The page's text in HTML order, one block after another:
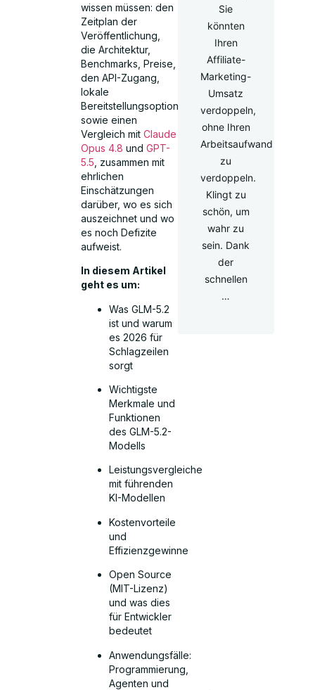
wissen müssen: den
Zeitplan der
Veröffentlichung,
die Architektur,
Benchmarks, Preise,
den API-Zugang,
lokale
Bereitstellungsoptionen
sowie einen
Vergleich mitClaude
Opus 4.8 undGPT-
5.5 , zusammen mit
ehrlichen
Einschätzungen
darüber, wo es sich
auszeichnet und wo
es noch Defizite
aufweist.
In diesem Artikel
geht es um:
Was GLM-5.2
ist und warum
es 2026 für
Schlagzeilen
sorgt
Wichtigste
Merkmale und
Funktionen
des GLM-5.2-
Modells
Leistungsvergleiche
mit führenden
KI-Modellen
Kostenvorteile
und
Effizienzgewinne
Open Source
(MIT-Lizenz)
und was dies
für Entwickler
bedeutet
Anwendungsfälle:
Programmierung,
Agenten und
Sie
könnten
Ihren
Affiliate-
Marketing-
Umsatz
verdoppeln,
ohne Ihren
Arbeitsaufwand
zu
verdoppeln.
Klingt zu
schön, um
wahr zu
sein. Dank
der
schnellen
…